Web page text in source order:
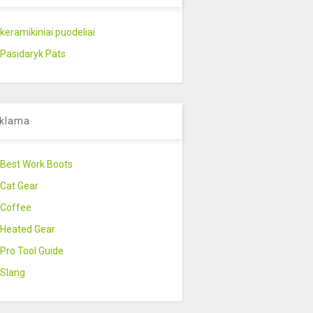
keramikiniai puodeliai
Pasidaryk Pats
Best Work Boots
Cat Gear
Coffee
Heated Gear
Pro Tool Guide
Slang